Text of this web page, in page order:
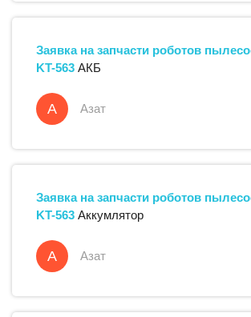
Заявка на запчасти роботов
KT-563 АКБ
А Азат
Заявка на запчасти роботов
KT-563 Аккумлятор
А Азат